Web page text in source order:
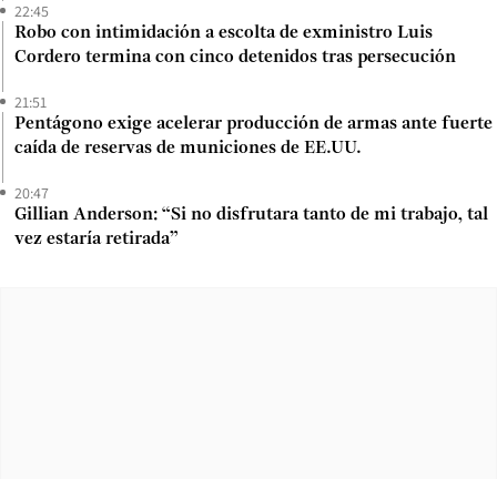
22:45
Robo con intimidación a escolta de exministro Luis
Cordero termina con cinco detenidos tras persecución
21:51
Pentágono exige acelerar producción de armas ante fuerte
caída de reservas de municiones de EE.UU.
20:47
Gillian Anderson: “Si no disfrutara tanto de mi trabajo, tal
vez estaría retirada”